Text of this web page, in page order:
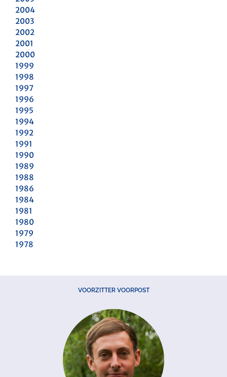
2004
2003
2002
2001
2000
1999
1998
1997
1996
1995
1994
1992
1991
1990
1989
1988
1986
1984
1981
1980
1979
1978
VOORZITTER VOORPOST